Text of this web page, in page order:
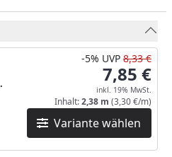
Variante wählen
-5% UVP 8,33 €
7,85 €
inkl. 19% MwSt.
Inhalt:2,38 m (3,30 €/m)